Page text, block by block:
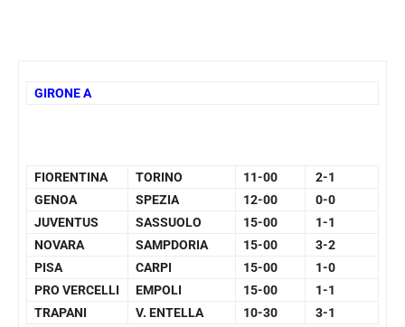
GIRONE A
FIORENTINA TORINO 11-00
2-1
GENOA
SPEZIA 12-00
0-0
JUVENTUS
SASSUOLO 15-00
1-1
NOVARA
SAMPDORIA 15-00
3-2
PISA
CARPI 15-00
1-0
PRO VERCELLI
EMPOLI 15-00
1-1
TRAPANI
V. ENTELLA 10-30 3-1